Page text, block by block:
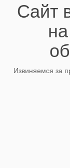
Сайт
Извиняемся за